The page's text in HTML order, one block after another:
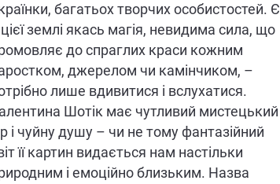
багатьох творчих особистостей. Є
землі якась магія, невидима сила, що
до спраглих краси кожним
джерелом чи камінчиком, –
лише вдивитися і вслухатися.
Шотік має чутливий мистецький
і чуйну душу – чи не тому фантазійний
її картин видається нам настільки
і емоційно близьким. Назва